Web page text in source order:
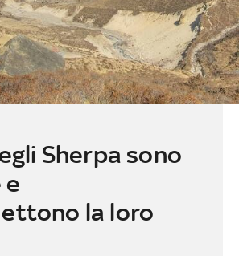
Sherpa sono
e
la loro